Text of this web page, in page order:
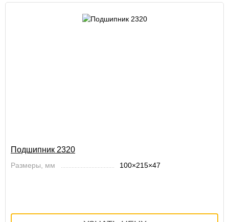
Подшипник 2320
Размеры, мм 100×215×47